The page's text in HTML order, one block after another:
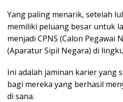
Yang paling menarik, setelah
memiliki peluang besar untuk
menjadi CPNS (Calon Pegawai
(Aparatur Sipil Negara) di
Ini adalah jaminan karier yang
bagi mereka yang berhasil
di sana.